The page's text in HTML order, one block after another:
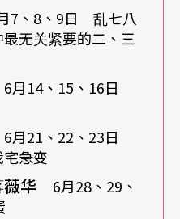
到数十个甚或数百个素
捉住「既有大众熟知的
我们选择了近年来成长
，开始了这场小剧场新
」。
之梦》、《圣堂教
先祖样万万岁》……等
7、8、9日 乱七八
无关紧要的二、三
6月14、15、16日
6月21、22、23日
急变
薇华 6月28、29、